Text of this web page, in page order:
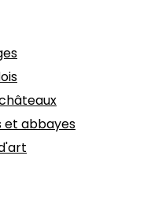
et abbayes